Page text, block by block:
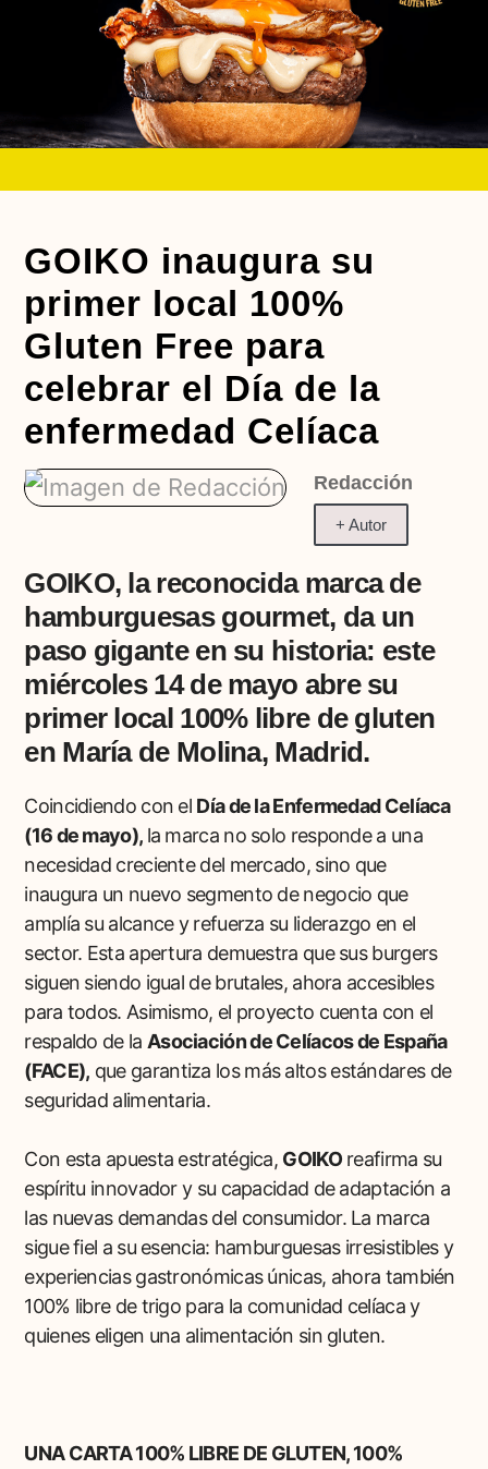
GOIKO inaugura su
primer local 100%
Gluten Free para
celebrar el Día de la
enfermedad Celíaca
Redacción
+ Autor
GOIKO, la reconocida marca de
hamburguesas gourmet, da un
paso gigante en su historia: este
miércoles 14 de mayo abre su
primer local 100% libre de gluten
en María de Molina, Madrid.
Coincidiendo con el Día de la Enfermedad Celíaca
(16 de mayo), la marca no solo responde a una
necesidad creciente del mercado, sino que
inaugura un nuevo segmento de negocio que
amplía su alcance y refuerza su liderazgo en el
sector. Esta apertura demuestra que sus burgers
siguen siendo igual de brutales, ahora accesibles
para todos. Asimismo, el proyecto cuenta con el
respaldo de la Asociación de Celíacos de España
(FACE), que garantiza los más altos estándares de
seguridad alimentaria.
Con esta apuesta estratégica, GOIKOreafirma su
espíritu innovador y su capacidad de adaptación a
las nuevas demandas del consumidor. La marca
sigue fiel a su esencia: hamburguesas irresistibles y
experiencias gastronómicas únicas, ahora también
100% libre de trigo para la comunidad celíaca y
quienes eligen una alimentación sin gluten.
UNA CARTA 100% LIBRE DE GLUTEN, 100%